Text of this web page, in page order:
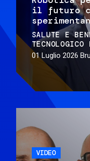
il futuro
SALUTE E
01 Luglio 2026
VIDEO